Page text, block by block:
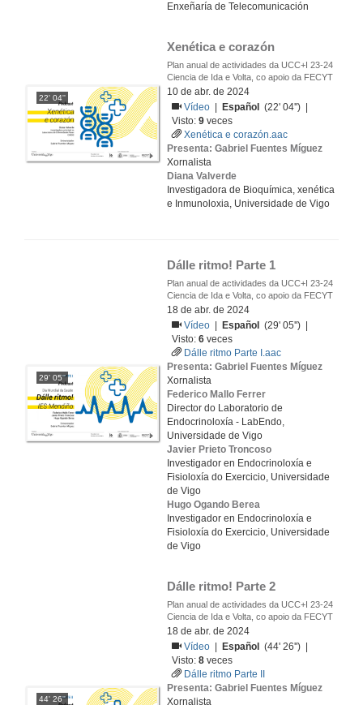
Enxeñaría de Telecomunicación
22' 04''
Xenética e corazón
Plan anual de actividades da UCC+I 23-24
Ciencia de Ida e Volta, co apoio da FECYT
10 de abr. de 2024
Vídeo
Español
(22' 04'') |
Visto:9 veces
Xenética e corazón.aac
Presenta: Gabriel Fuentes Míguez
Xornalista
Diana Valverde
Investigadora de Bioquímica, xenética
e Inmunoloxia, Universidade de Vigo
29' 05''
Dálle ritmo! Parte 1
Plan anual de actividades da UCC+I 23-24
Ciencia de Ida e Volta, co apoio da FECYT
18 de abr. de 2024
Vídeo
Español
(29' 05'') |
Visto:6 veces
Dálle ritmo Parte I.aac
Presenta: Gabriel Fuentes Míguez
Xornalista
Federico Mallo Ferrer
Director do Laboratorio de
Endocrinoloxía - LabEndo,
Universidade de Vigo
Javier Prieto Troncoso
Investigador en Endocrinoloxía e
Fisioloxía do Exercicio, Universidade
de Vigo
Hugo Ogando Berea
Investigador en Endocrinoloxía e
Fisioloxía do Exercicio, Universidade
de Vigo
44' 26''
Dálle ritmo! Parte 2
Plan anual de actividades da UCC+I 23-24
Ciencia de Ida e Volta, co apoio da FECYT
18 de abr. de 2024
Vídeo
Español
(44' 26'') |
Visto:8 veces
Dálle ritmo Parte II
Presenta: Gabriel Fuentes Míguez
Xornalista